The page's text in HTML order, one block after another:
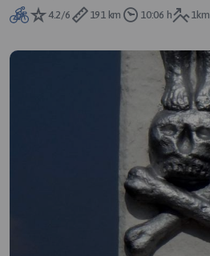
4.2/6
191 km 10:06 h 1km